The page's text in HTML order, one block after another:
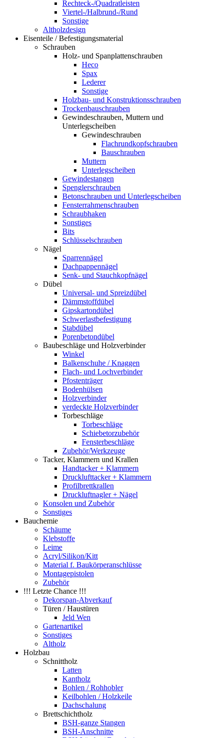
Rechteck-/Quadratleisten
Viertel-/Halbrund-/Rund
Sonstige
Altholzdesign
Eisenteile / Befestigungsmaterial
Schrauben
Holz- und Spanplattenschrauben
Heco
Spax
Lederer
Sonstige
Holzbau- und Konstruktionsschrauben
Trockenbauschrauben
Gewindeschrauben, Muttern und
Unterlegscheiben
Gewindeschrauben
Flachrundkopfschrauben
Bauschrauben
Muttern
Unterlegscheiben
Gewindestangen
Spenglerschrauben
Betonschrauben und Unterlegscheiben
Fensterrahmenschrauben
Schraubhaken
Sonstiges
Bits
Schlüsselschrauben
Nägel
Sparrennägel
Dachpappennägel
Senk- und Stauchkopfnägel
Dübel
Universal- und Spreizdübel
Dämmstoffdübel
Gipskartondübel
Schwerlastbefestigung
Stabdübel
Porenbetondübel
Baubeschläge und Holzverbinder
Winkel
Balkenschuhe / Knaggen
Flach- und Lochverbinder
Pfostenträger
Bodenhülsen
Holzverbinder
verdeckte Holzverbinder
Torbeschläge
Torbeschläge
Schiebetorzubehör
Fensterbeschläge
Zubehör/Werkzeuge
Tacker, Klammern und Krallen
Handtacker + Klammern
Drucklufttacker + Klammern
Profilbrettkrallen
Druckluftnagler + Nägel
Konsolen und Zubehör
Sonstiges
Bauchemie
Schäume
Klebstoffe
Leime
Acryl/Silikon/Kitt
Material f. Baukörperanschlüsse
Montagepistolen
Zubehör
!!! Letzte Chance !!!
Dekorspan-Abverkauf
Türen / Haustüren
Jeld Wen
Gartenartikel
Sonstiges
Altholz
Holzbau
Schnittholz
Latten
Kantholz
Bohlen / Rohhobler
Keilbohlen / Holzkeile
Dachschalung
Brettschichtholz
BSH-ganze Stangen
BSH-Anschnitte